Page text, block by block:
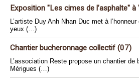
Exposition "Les cimes de l’asphalte"
L’artiste Duy Anh Nhan Duc met à
yeux (…)
Chantier bucheronnage collectif (07)
L’association Reste propose un chantier
Mérigues (…)